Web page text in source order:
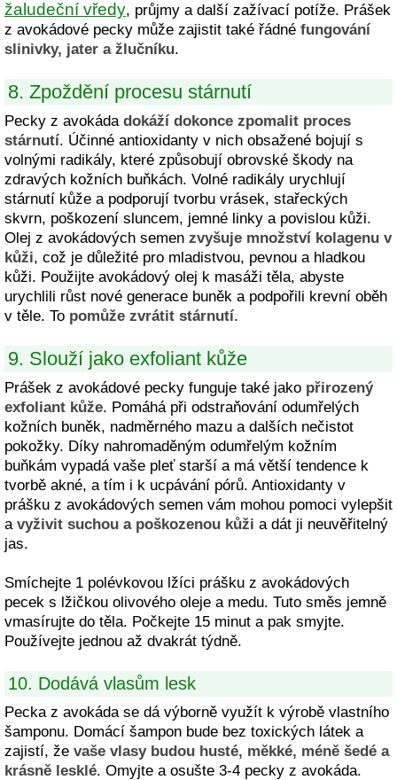
žaludeční vředy, průjmy a další zažívací potíže. Prášek
z avokádové pecky může zajistit také řádné fungování
slinivky, jater a žlučníku.
8. Zpoždění procesu stárnutí
Pecky z avokáda dokáží dokonce zpomalit proces
stárnutí. Účinné antioxidanty v nich obsažené bojují s
volnými radikály, které způsobují obrovské škody na
zdravých kožních buňkách. Volné radikály urychlují
stárnutí kůže a podporují tvorbu vrásek, stařeckých
skvrn, poškození sluncem, jemné linky a povislou kůži.
Olej z avokádových semen zvyšuje množství kolagenu v
kůži, což je důležité pro mladistvou, pevnou a hladkou
kůži. Použijte avokádový olej k masáži těla, abyste
urychlili růst nové generace buněk a podpořili krevní oběh
v těle. To pomůže zvrátit stárnutí.
9. Slouží jako exfoliant kůže
Prášek z avokádové pecky funguje také jako přirozený
exfoliant kůže. Pomáhá při odstraňování odumřelých
kožních buněk, nadměrného mazu a dalších nečistot
pokožky. Díky nahromaděným odumřelým kožním
buňkám vypadá vaše pleť starší a má větší tendence k
tvorbě akné, a tím i k ucpávání pórů. Antioxidanty v
prášku z avokádových semen vám mohou pomoci vylepšit
a vyživit suchou a poškozenou kůži a dát ji neuvěřitelný
jas.
Smíchejte 1 polévkovou lžíci prášku z avokádových
pecek s lžičkou olivového oleje a medu. Tuto směs jemně
vmasírujte do těla. Počkejte 15 minut a pak smyjte.
Používejte jednou až dvakrát týdně.
10. Dodává vlasům lesk
Pecka z avokáda se dá výborně využít k výrobě vlastního
šamponu. Domácí šampon bude bez toxických látek a
zajistí, že vaše vlasy budou husté, měkké, méně šedé a
krásně lesklé. Omyjte a osušte 3-4 pecky z avokáda.